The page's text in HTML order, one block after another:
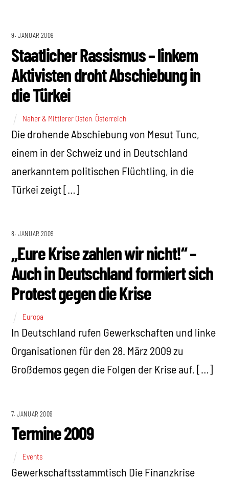
9. JANUAR 2009
Staatlicher Rassismus – linkem
Aktivisten droht Abschiebung in
die Türkei
Naher & Mittlerer Osten Österreich
Die drohende Abschiebung von Mesut Tunc,
einem in der Schweiz und in Deutschland
anerkanntem politischen Flüchtling, in die
Türkei zeigt […]
8. JANUAR 2009
„Eure Krise zahlen wir nicht!“ –
Auch in Deutschland formiert sich
Protest gegen die Krise
Europa
In Deutschland rufen Gewerkschaften und linke
Organisationen für den 28. März 2009 zu
Großdemos gegen die Folgen der Krise auf. […]
7. JANUAR 2009
Termine 2009
Events
Gewerkschaftsstammtisch Die Finanzkrise